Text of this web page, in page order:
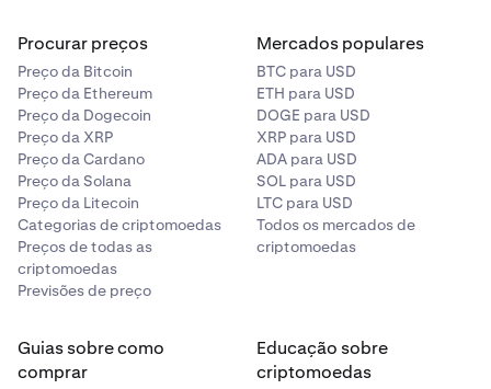
0% / 0,02%
250 000 000 $ – 500 000 000 $
0% / 0.08%
-0,003% / 0,0175%
500 000 000 $ – 1 000 000 000 $
-0,005% / 0,015%
Procurar preços
Preço da Bitcoin
Preço da Ethereum
Preço da Dogecoin
Preço da XRP
Preço da Cardano
Preço da Solana
Preço da Litecoin
Categorias de criptomoedas
Preços de todas as
criptomoedas
Previsões de preço
Mercados populares
BTC para USD
ETH para USD
DOGE para USD
XRP para USD
ADA para USD
SOL para USD
LTC para USD
Todos os mercados de
criptomoedas
Guias sobre como
comprar
Educação sobre
criptomoedas